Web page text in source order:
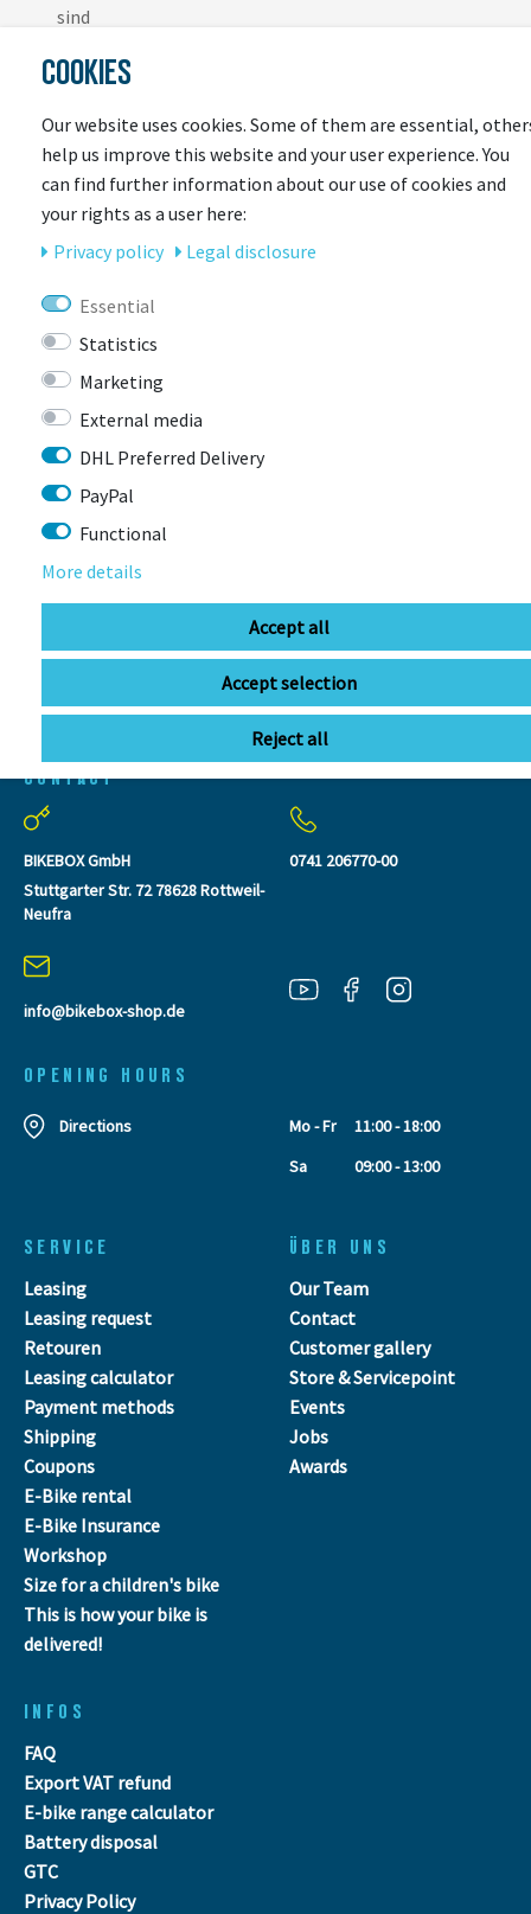
sind
Herausnehmbare und waschbare Polster mit höchstem
Farblich abgestimmte Riemen mit weicher Oberfläche
und einfacher Einstellmöglichkeit durch praktische
Gurtstraffer
Passive Sicherheit durch großflächige Reflektoren mit
besonders hoher Rückstrahlwirkung
CONTACT
BIKEBOX GmbH
Stuttgarter Str. 72 78628 Rottweil-
Neufra
info@bikebox-shop.de
0741 206770-00
OPENING HOURS
Directions Mo - Fr
11:00 - 18:00
Sa
09:00 - 13:00
SERVICE
Leasing
Leasing request
Retouren
Leasing calculator
Payment methods
Shipping
Coupons
E-Bike rental
E-Bike Insurance
Workshop
Size for a children's bike
This is how your bike is
delivered!
ÜBER UNS
Our Team
Contact
Customer gallery
Store & Servicepoint
Events
Jobs
Awards
INFOS
FAQ
Export VAT refund
E-bike range calculator
Battery disposal
GTC
Privacy Policy
COOKIES
Our website uses cookies. Some of them are essential,
help us improve this website and your user experience. You
can find further information about our use of cookies and
your rights as a user here:
Privacy policy
Legal disclosure
Essential
Statistics
Marketing
External media
DHL Preferred Delivery
PayPal
Functional
More details
Accept all
Accept selection
Reject all